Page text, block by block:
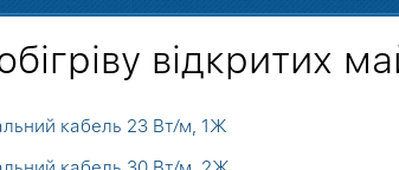
відкритих
кабель 23 Вт⁄м, 1Ж